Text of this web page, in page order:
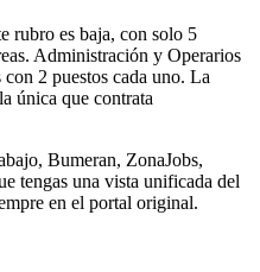
rubro es baja, con solo 5
Administración y Operarios
2 puestos cada uno. La
única que contrata
Bumeran, ZonaJobs,
tengas una vista unificada del
en el portal original.